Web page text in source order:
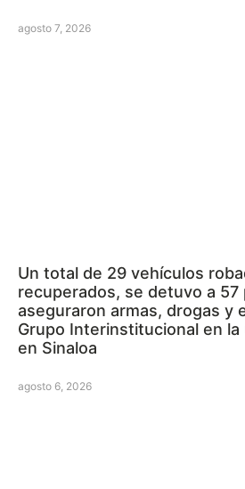
agosto 7, 2026
Un total de 29 vehículos
recuperados, se detuvo a 57
aseguraron armas, drogas y
Grupo Interinstitucional en la
en Sinaloa
agosto 6, 2026